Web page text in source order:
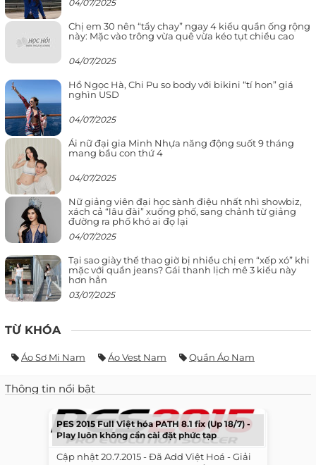
04/07/2025
Chị em 30 nên “tẩy chay” ngay 4 kiểu quần ống rộng
này: Mặc vào trông vừa quê vừa kéo tụt chiều cao
04/07/2025
Hồ Ngọc Hà, Chi Pu so body với bikini “tí hon” giá
nghìn USD
04/07/2025
Ái nữ đại gia Minh Nhựa năng động suốt 9 tháng
mang bầu con thứ 4
04/07/2025
Nữ giảng viên đại học sành điệu nhất nhì showbiz,
xách cả “lâu đài” xuống phố, sang chảnh từ giảng
đường ra phố khó ai đọ lại
04/07/2025
Tại sao giày thể thao giờ bị nhiều chị em “xếp xó” khi
mặc với quần jeans? Gái thanh lịch mê 3 kiểu này
hơn hẳn
03/07/2025
TỪ KHÓA
Áo Sơ Mi Nam Áo Vest Nam Quần Áo Nam
Thông tin nổi bật
PES 2015 Full Việt hóa PATH 8.1 fix (Up 18/7) -
Play luôn không cần cài đặt phức tạp
​ ​ Cập nhật 20.7.2015 - Đã Add Việt Hoá - Giải